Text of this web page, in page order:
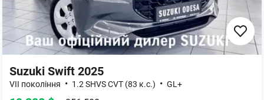
Suzuki Swift 2025
VII покоління • 1.2 SHVS CVT (83 к.с.) • GL+